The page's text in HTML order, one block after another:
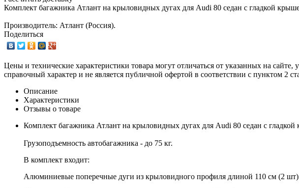
Комплект багажника Атлант на крыловидных дугах для Audi 80 седан с гладкой
Производитель: Атлант (Россия).
Поделиться
Цены и технические характеристики товара могут отличаться от указанных на
справочный характер и не является публичной офертой в соответствии с пунктом 2
Описание
Характеристики
Отзывы о товаре
Комплект багажника Атлант на крыловидных дугах для Audi 80 седан с
Грузоподъемность автобагажника - до 75 кг.
В комплект входит:
Алюминиевые поперечные дуги из крыловидного профиля длиной 110 см (2